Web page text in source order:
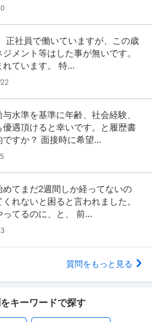
正社員で働いていますが、この歳
メント等はした事が無いです。
ています。 特...
水準を基準に年齢、社会経験、
遇頂けると幸いです。と履歴書
すか？ 面接時に希望...
てまだ2週間しか経ってないの
れないと困ると言われました。
てるのに、と、 前...
質問をもっと見る
キーワードで探す